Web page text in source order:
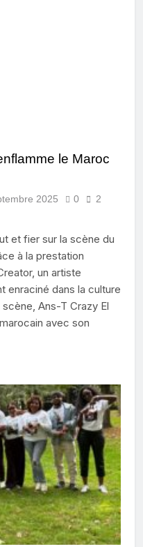
le Maroc
2025 0
2
et fier sur la scène du
à la prestation
un artiste
dans la culture
Ans-T Crazy El
avec son